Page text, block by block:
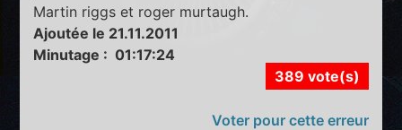
Martin riggs et roger murtaugh.
Ajoutée le 21.11.2011
Minutage : 01:17:24
389 vote(s)
Voter pour cette erreur